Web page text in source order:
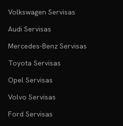
Volkswagen Servisas
Audi Servisas
Mercedes-Benz Servisas
Toyota Servisas
Opel Servisas
Volvo Servisas
Ford Servisas